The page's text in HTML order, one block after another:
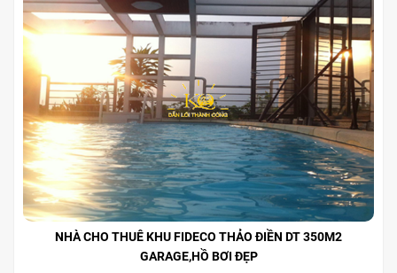
NHÀ CHO THUÊ KHU FIDECO THẢO ĐIỀN DT 350M2
GARAGE,HỒ BƠI ĐẸP